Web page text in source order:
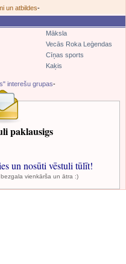
un atbildes-
Māksla
Vecās Roka Leģendas
Cīņas sports
Kaķis
interešu grupas-
paklausigs
un nosūti vēstuli tūlīt!
vienkārša un ātra :)